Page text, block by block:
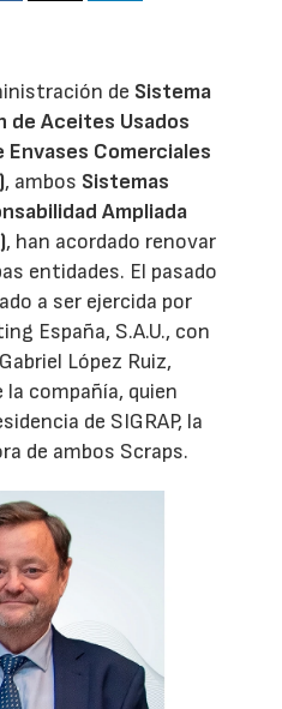
de Sistema
de Aceites Usados
Envases Comerciales
, ambos Sistemas
Ampliada
, han acordado renovar
entidades. El pasado
a ser ejercida por
España, S.A.U., con
López Ruiz,
compañía, quien
de SIGRAP, la
de ambos Scraps.